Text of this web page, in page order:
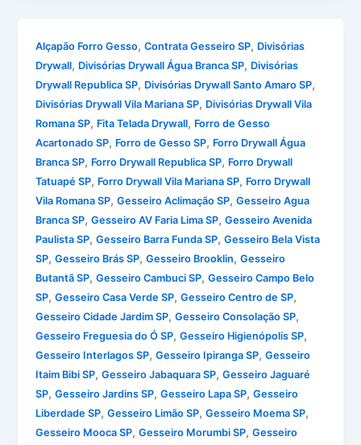
Alçapão Forro Gesso,Contrata Gesseiro SP, Divisórias
Drywall, Divisórias Drywall Água Branca SP, Divisórias
Drywall Republica SP, Divisórias Drywall Santo Amaro SP,
Divisórias Drywall Vila Mariana SP, Divisórias Drywall Vila
Romana SP, Fita Telada Drywall, Forro de Gesso
Acartonado SP, Forro de Gesso SP, Forro Drywall Água
Branca SP, Forro Drywall Republica SP, Forro Drywall
Tatuapé SP, Forro Drywall Vila Mariana SP, Forro Drywall
Vila Romana SP,Gesseiro Aclimação SP,Gesseiro Agua
Branca SP,Gesseiro AV Faria Lima SP,Gesseiro Avenida
Paulista SP,Gesseiro Barra Funda SP,Gesseiro Bela Vista
SP,Gesseiro Brás SP,Gesseiro Brooklin,Gesseiro
Butantã SP,Gesseiro Cambuci SP,Gesseiro Campo Belo
SP,Gesseiro Casa Verde SP,Gesseiro Centro de SP,
Gesseiro Cidade Jardim SP,Gesseiro Consolação SP,
Gesseiro Freguesia do Ó SP,Gesseiro Higienópolis SP,
Gesseiro Interlagos SP,Gesseiro Ipiranga SP,Gesseiro
Itaim Bibi SP,Gesseiro Jabaquara SP,Gesseiro Jaguaré
SP,Gesseiro Jardins SP,Gesseiro Lapa SP,Gesseiro
Liberdade SP,Gesseiro Limão SP,Gesseiro Moema SP,
Gesseiro Mooca SP,Gesseiro Morumbi SP,Gesseiro